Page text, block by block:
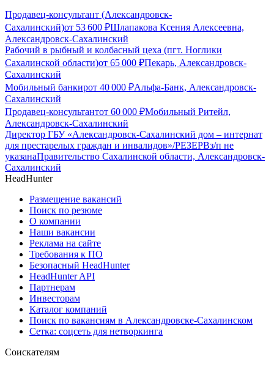
Продавец-консультант (Александровск-
Сахалинский)от 53 600 ₽Шлапакова Ксения Алексеевна,
Александровск-Сахалинский
Рабочий в рыбный и колбасный цеха (пгт. Ноглики
Сахалинской области)от 65 000 ₽Пекарь, Александровск-
Сахалинский
Мобильный банкирот 40 000 ₽Альфа-Банк, Александровск-
Сахалинский
Продавец-консультантот 60 000 ₽Мобильный Ритейл,
Александровск-Сахалинский
Директор ГБУ «Александровск-Сахалинский дом – интернат
для престарелых граждан и инвалидов»/РЕЗЕРВз/п не
указанаПравительство Сахалинской области, Александровск-
Сахалинский
HeadHunter
Размещение вакансий
Поиск по резюме
О компании
Наши вакансии
Реклама на сайте
Требования к ПО
Безопасный HeadHunter
HeadHunter API
Партнерам
Инвесторам
Каталог компаний
Поиск по вакансиям в Александровске-Сахалинском
Сетка: соцсеть для нетворкинга
Соискателям